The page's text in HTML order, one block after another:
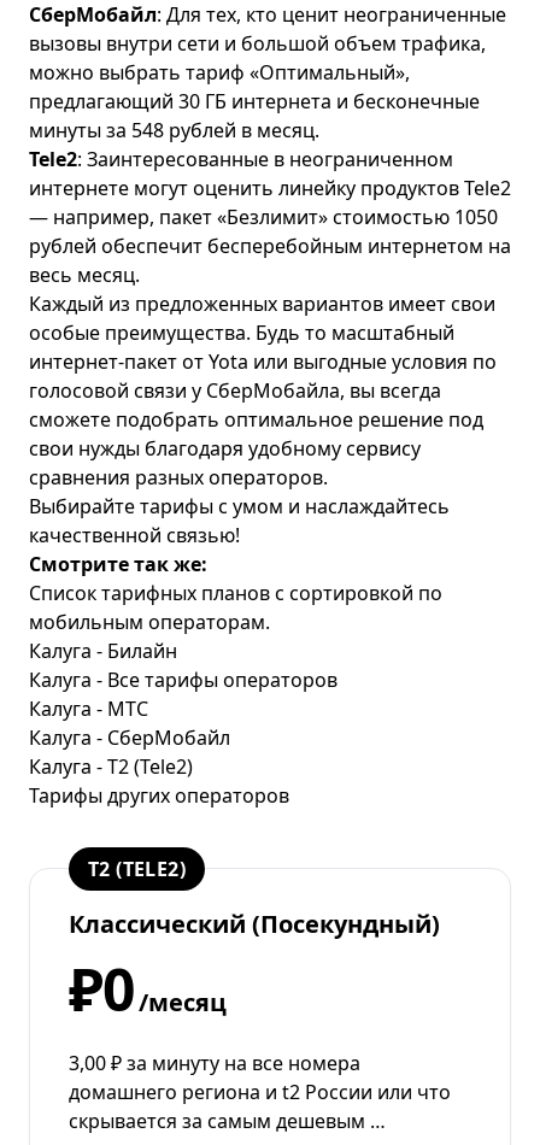
СберМобайл: Для тех, кто ценит неограниченные
вызовы внутри сети и большой объем трафика,
можно выбрать тариф «Оптимальный»,
предлагающий 30 ГБ интернета и бесконечные
минуты за 548 рублей в месяц.
Tele2: Заинтересованные в неограниченном
интернете могут оценить линейку продуктов Tele2
— например, пакет«Безлимит»стоимостью 1050
рублей обеспечит бесперебойным интернетом на
весь месяц.
Каждый из предложенных вариантов имеет свои
особые преимущества. Будь то масштабный
интернет-пакет от Yota или выгодные условия по
голосовой связи у СберМобайла, вы всегда
сможете подобрать оптимальное решение под
свои нужды благодаря удобному сервису
сравнения разных операторов.
Выбирайте тарифы с умом и наслаждайтесь
качественной связью!
Смотрите так же:
Список тарифных планов с сортировкой по
мобильным операторам.
Калуга - Билайн
Калуга - Все тарифы операторов
Калуга - МТС
Калуга - СберМобайл
Калуга - T2 (Tele2)
Тарифы других операторов
T2 (TELE2)
Классический (Посекундный)
₽0/месяц
3,00 ₽ за минуту на все номера
домашнего региона и t2 России или что
скрывается за самым дешевым …